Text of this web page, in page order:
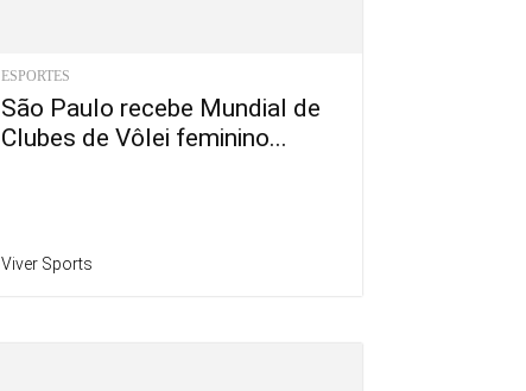
ESPORTES
São Paulo recebe Mundial de
Clubes de Vôlei feminino...
Viver Sports